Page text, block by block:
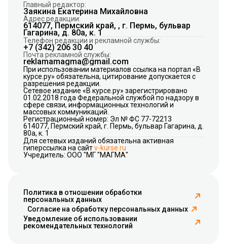
Главный редактор:
Заякина Екатерина Михайловна
Адрес редакции:
614077, Пермский край, , г. Пермь, бульвар
Гагарина, д. 80а, к. 1
Телефон редакции и рекламной службы:
+7 (342) 206 30 40
Почта рекламной службы:
reklamamagma@gmail.com
При использовании материалов ссылка на портал «В
курсе.ру» обязательна, цитирование допускается с
разрешения редакции.
Сетевое издание «В курсе.ру» зарегистрировано
01.02.2018 года Федеральной службой по надзору в
сфере связи, информационных технологий и
массовых коммуникаций.
Регистрационный номер: Эл № ФС 77-72213
614077, Пермский край, г. Пермь, бульвар Гагарина, д.
80а, к. 1
Для сетевых изданий обязательна активная
гиперссылка на сайтv-kurse.ru
Учредитель: ООО "МГ "МАГМА"
Политика в отношении обработки
персональных данных
Согласие на обработку персональных данных
Уведомление об использовании
рекомендательных технологий